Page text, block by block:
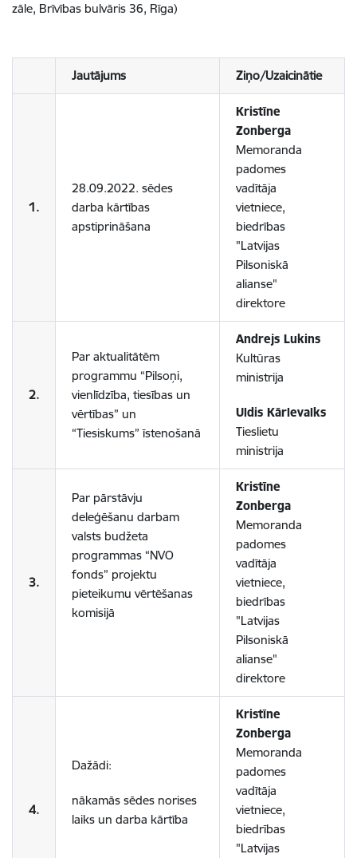
zāle, Brīvības bulvāris 36, Rīga)
Jautājums Ziņo/Uzaicinātie
1.
28.09.2022. sēdes
darba kārtības
apstiprināšana
Kristīne
Zonberga
Memoranda
padomes
vadītāja
vietniece,
biedrības
"Latvijas
Pilsoniskā
alianse"
direktore
2.
Par aktualitātēm
programmu “Pilsoņi,
vienlīdzība, tiesības un
vērtības” un
“Tiesiskums” īstenošanā
Andrejs Lukins
Kultūras
ministrija
Uldis Kārlevalks
Tieslietu
ministrija
3.
Par pārstāvju
deleģēšanu darbam
valsts budžeta
programmas “NVO
fonds” projektu
pieteikumu vērtēšanas
komisijā
Kristīne
Zonberga
Memoranda
padomes
vadītāja
vietniece,
biedrības
"Latvijas
Pilsoniskā
alianse"
direktore
4.
Dažādi:
nākamās sēdes norises
laiks un darba kārtība
Kristīne
Zonberga
Memoranda
padomes
vadītāja
vietniece,
biedrības
"Latvijas